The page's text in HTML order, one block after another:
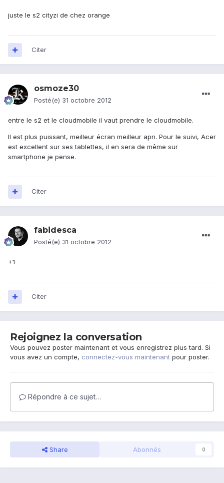
juste le s2 cityzi de chez orange
Citer
osmoze30
Posté(e) 31 octobre 2012
entre le s2 et le cloudmobile il vaut prendre le cloudmobile.
Il est plus puissant, meilleur écran meilleur apn. Pour le suivi, Acer
est excellent sur ses tablettes, il en sera de même sur
smartphone je pense.
Citer
fabidesca
Posté(e) 31 octobre 2012
+1
Citer
Rejoignez la conversation
Vous pouvez poster maintenant et vous enregistrez plus tard. Si
vous avez un compte, connectez-vous maintenant pour poster.
Répondre à ce sujet…
Share Abonnés 0